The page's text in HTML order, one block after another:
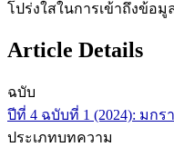
โปร่งใสในการเข้าถึงข้อมู
Article Details
ฉบับ
ปีที่ 4 ฉบับที่ 1 (2024): มกร
ประเภทบทความ